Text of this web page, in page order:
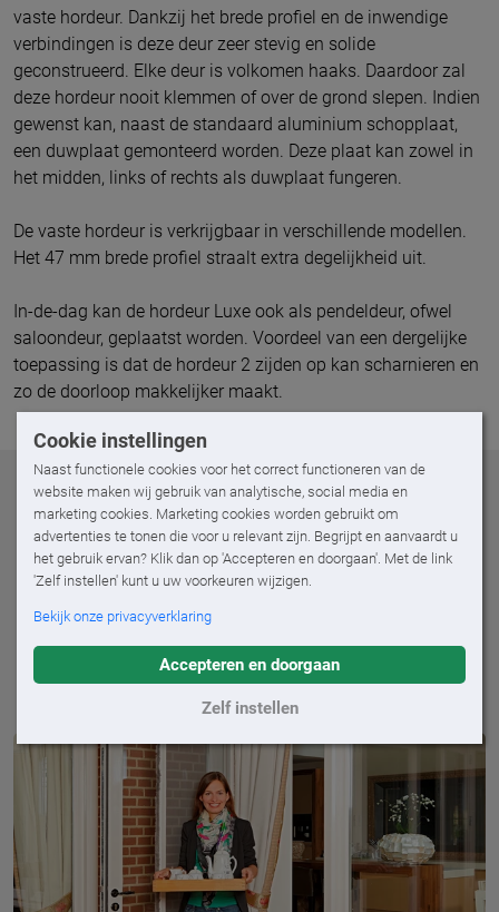
Cookie instellingen
Naast functionele cookies voor het correct functioneren van de
website maken wij gebruik van analytische, social media en
marketing cookies. Marketing cookies worden gebruikt om
advertenties te tonen die voor u relevant zijn. Begrijpt en aanvaardt u
het gebruik ervan? Klik dan op 'Accepteren en doorgaan'. Met de link
'Zelf instellen' kunt u uw voorkeuren wijzigen.
Bekijk onze privacyverklaring
Accepteren en doorgaan
Zelf instellen
vaste hordeur. Dankzij het brede profiel en de inwendige
verbindingen is deze deur zeer stevig en solide
geconstrueerd. Elke deur is volkomen haaks. Daardoor zal
deze hordeur nooit klemmen of over de grond slepen. Indien
gewenst kan, naast de standaard aluminium schopplaat,
een duwplaat gemonteerd worden. Deze plaat kan zowel in
het midden, links of rechts als duwplaat fungeren.
De vaste hordeur is verkrijgbaar in verschillende modellen.
Het 47 mm brede profiel straalt extra degelijkheid uit.
In-de-dag kan de hordeur Luxe ook als pendeldeur, ofwel
saloondeur, geplaatst worden. Voordeel van een dergelijke
toepassing is dat de hordeur 2 zijden op kan scharnieren en
zo de doorloop makkelijker maakt.
Al onzehorrenopties
Met een deurhor of raamhor op maat laat je na een
warme zomerdag de frisse wind door je huis waaien en
houd je muggen, vliegen of wespen buiten de deur. Kom
langs voor advies op maat en ben verzekerd van horren
die past bij jouw huis en stijl.